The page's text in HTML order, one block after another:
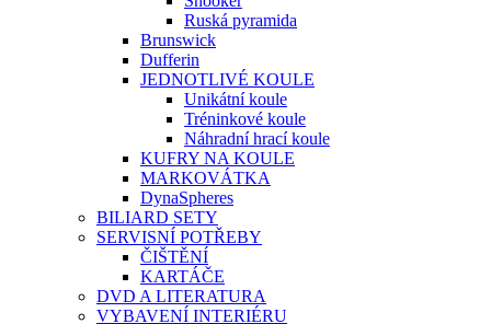
Ruská pyramida
Brunswick
Dufferin
JEDNOTLIVÉ KOULE
Unikátní koule
Tréninkové koule
Náhradní hrací koule
KUFRY NA KOULE
MARKOVÁTKA
DynaSpheres
BILIARD SETY
SERVISNÍ POTŘEBY
ČIŠTĚNÍ
KARTÁČE
DVD A LITERATURA
VYBAVENÍ INTERIÉRU